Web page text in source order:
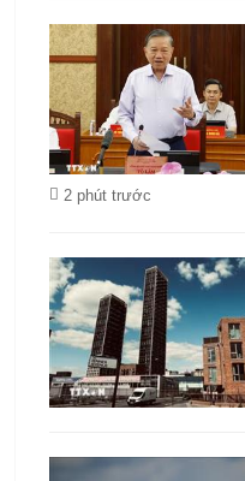
2 phút trước